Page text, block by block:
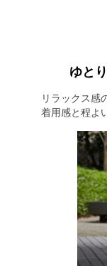
ゆと
リラックス感
着用感と程よ